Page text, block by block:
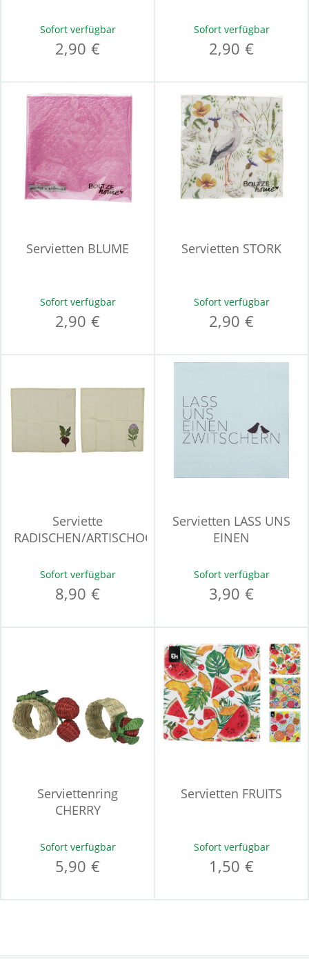
Sofort verfügbar
2,90 €
Sofort verfügbar
2,90 €
Servietten BLUME
Sofort verfügbar
2,90 €
Servietten STORK
Sofort verfügbar
2,90 €
Serviette
RADISCHEN/ARTISCHOCK
Sofort verfügbar
8,90 €
Servietten LASS UNS
EINEN
Sofort verfügbar
3,90 €
Serviettenring
CHERRY
Sofort verfügbar
5,90 €
Servietten FRUITS
Sofort verfügbar
1,50 €